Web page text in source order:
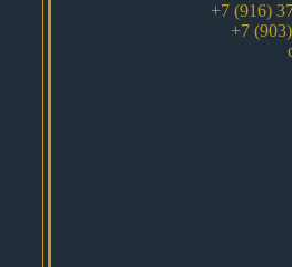
+7 (916)
+7